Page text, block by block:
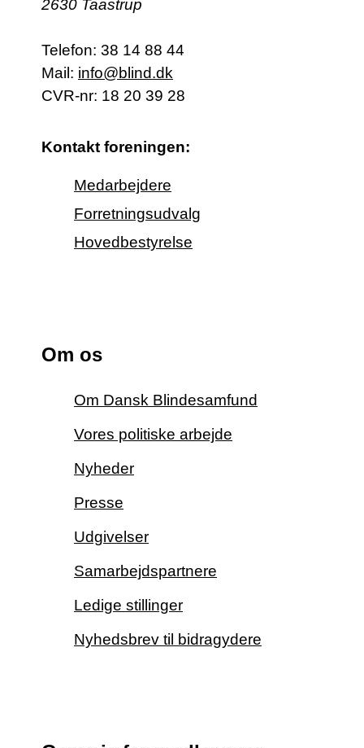
2630 Taastrup
Telefon: 38 14 88 44
Mail: info@blind.dk
CVR-nr: 18 20 39 28
Kontakt foreningen:
Medarbejdere
Forretningsudvalg
Hovedbestyrelse
Om os
Om Dansk Blindesamfund
Vores politiske arbejde
Nyheder
Presse
Udgivelser
Samarbejdspartnere
Ledige stillinger
Nyhedsbrev til bidragydere